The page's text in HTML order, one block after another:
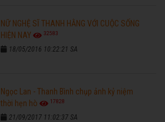
NỮ NGHỆ SĨ THANH HẰNG VỚI CUỘC SỐNG
HIỆN NAY
32583
18/05/2016 10:22:21 SA
Ngọc Lan - Thanh Bình chụp ảnh kỷ niệm
thời hẹn hò
17828
21/09/2017 11:02:37 SA